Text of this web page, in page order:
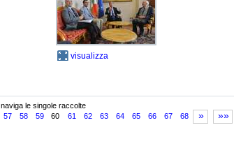
visualizza
naviga le singole raccolte
57 58 59 60 61 62 63 64 65 66 67 68 » »»